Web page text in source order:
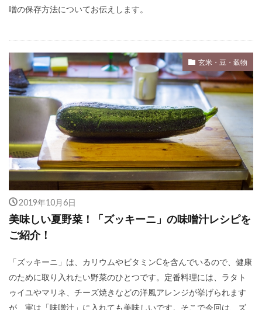
噌の保存方法についてお伝えします。
玄米・豆・穀物
2019年10月6日
美味しい夏野菜！「ズッキーニ」の味噌汁レシピを
ご紹介！
「ズッキーニ」は、カリウムやビタミンCを含んでいるので、健康
のために取り入れたい野菜のひとつです。定番料理には、ラタト
ゥイユやマリネ、チーズ焼きなどの洋風アレンジが挙げられます
が、実は「味噌汁」に入れても美味しいです。そこで今回は、ズ